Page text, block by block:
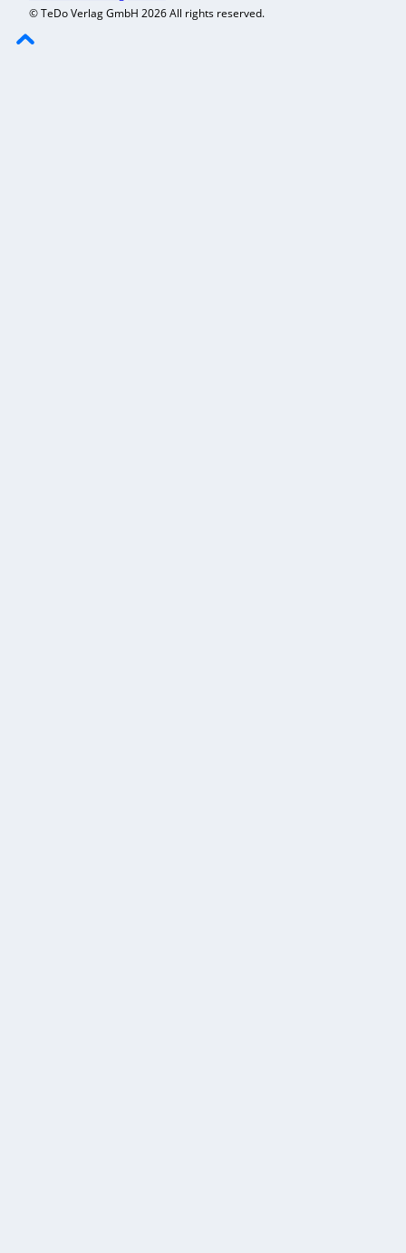
© TeDo Verlag GmbH 2026 All rights reserved.